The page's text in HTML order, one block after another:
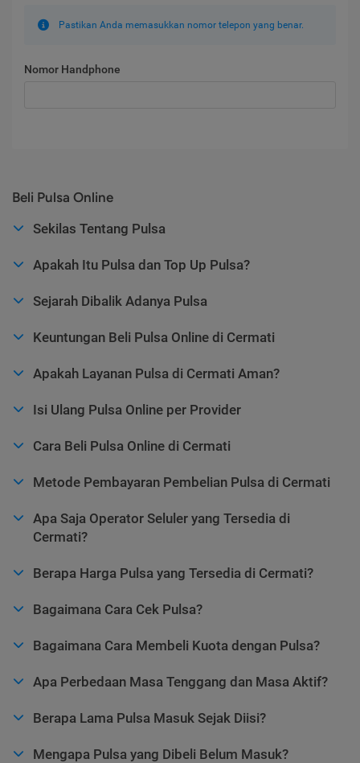
Pastikan Anda memasukkan nomor telepon yang benar.
Nomor Handphone
Beli Pulsa Online
Sekilas Tentang Pulsa
Apakah Itu Pulsa dan Top Up Pulsa?
Sejarah Dibalik Adanya Pulsa
Keuntungan Beli Pulsa Online di Cermati
Apakah Layanan Pulsa di Cermati Aman?
Isi Ulang Pulsa Online per Provider
Cara Beli Pulsa Online di Cermati
Metode Pembayaran Pembelian Pulsa di Cermati
Apa Saja Operator Seluler yang Tersedia di
Cermati?
Berapa Harga Pulsa yang Tersedia di Cermati?
Bagaimana Cara Cek Pulsa?
Bagaimana Cara Membeli Kuota dengan Pulsa?
Apa Perbedaan Masa Tenggang dan Masa Aktif?
Berapa Lama Pulsa Masuk Sejak Diisi?
Mengapa Pulsa yang Dibeli Belum Masuk?